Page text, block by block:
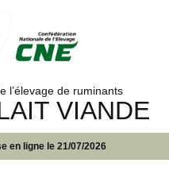
l’élevage de ruminants
VIANDE
en ligne le 21/07/2026